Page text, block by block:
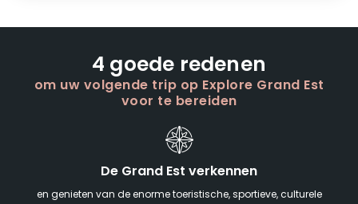
4 goede redenen
om uw volgende trip op Explore Grand Est
voor te bereiden
De Grand Est verkennen
en genieten van de enorme toeristische, sportieve, culturele